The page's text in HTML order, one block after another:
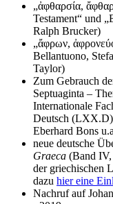
„ἀφθαρσία,
Testament“ und
Ralph Brucker)
„ἄφρων,
Bellantuono,
Taylor)
Zum Gebrauch
Septuaginta –
Internationale
Deutsch
Eberhard Bons
neue deutsche
Graeca (Band
der griechischen
dazu hier eine
Nachruf auf